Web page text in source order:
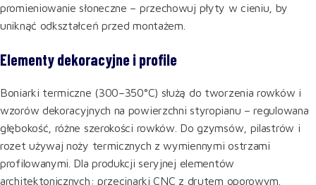
promieniowanie słoneczne – przechowuj płyty w cieniu, by
uniknąć odkształceń przed montażem.
Elementy dekoracyjne i profile
Boniarki termiczne (300–350°C) służą do tworzenia rowków i
wzorów dekoracyjnych na powierzchni styropianu – regulowana
głębokość, różne szerokości rowków. Do gzymsów, pilastrów i
rozet używaj noży termicznych z wymiennymi ostrzami
profilowanymi. Dla produkcji seryjnej elementów
architektonicznych: przecinarki CNC z drutem oporowym.